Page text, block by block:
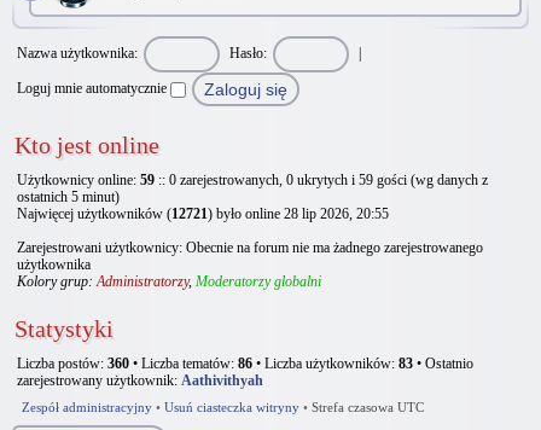
Nazwa użytkownika: Hasło: |
Loguj mnie automatycznie
Kto jest online
Użytkownicy online: 59 :: 0 zarejestrowanych, 0 ukrytych i 59 gości (wg danych z
ostatnich 5 minut)
Najwięcej użytkowników (12721) było online 28 lip 2026, 20:55
Zarejestrowani użytkownicy: Obecnie na forum nie ma żadnego zarejestrowanego
użytkownika
Kolory grup:Administratorzy, Moderatorzy globalni
Statystyki
Liczba postów: 360 • Liczba tematów: 86 • Liczba użytkowników: 83 • Ostatnio
zarejestrowany użytkownik: Aathivithyah
Zespół administracyjny • Usuń ciasteczka witryny • Strefa czasowa UTC